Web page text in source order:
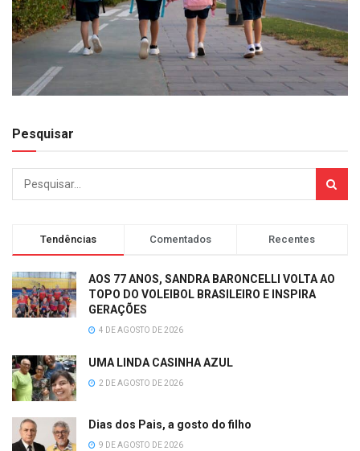
Pesquisar
Tendências Comentados Recentes
AOS 77 ANOS, SANDRA BARONCELLI VOLTA AO
TOPO DO VOLEIBOL BRASILEIRO E INSPIRA
GERAÇÕES
4 DE AGOSTO DE 2026
UMA LINDA CASINHA AZUL
2 DE AGOSTO DE 2026
Dias dos Pais, a gosto do filho
9 DE AGOSTO DE 2026